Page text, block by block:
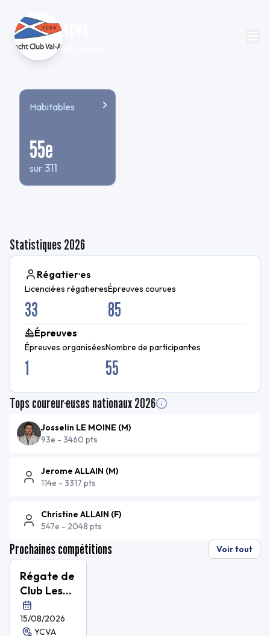
Habitables
55e
sur 311
Statistiques2026
Régatier·es
Licencié·es régatier·es
33
Épreuves courues
85
Épreuves
Épreuves organisées
1
Nombre de participant·es
55
Tops coureur·euses nationaux2026
Josselin LE MOINE (M)
93e - 3460 pts
Jerome ALLAIN (M)
114e - 3317 pts
Christine ALLAIN (F)
547e - 2048 pts
Prochaines compétitions Voir tout
Régate de
Club Les
40 Milles
15/08/2026
YCVA